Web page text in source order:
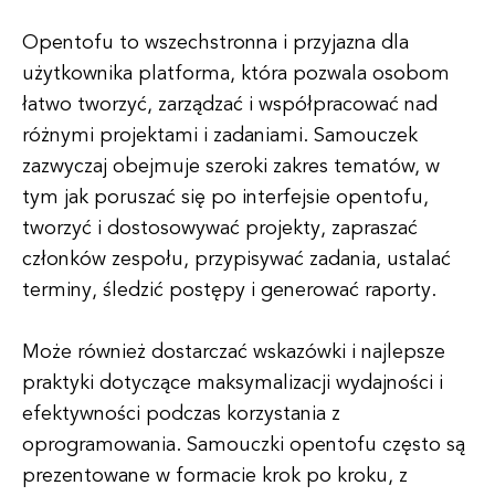
Opentofu to wszechstronna i przyjazna dla
użytkownika platforma, która pozwala osobom
łatwo tworzyć, zarządzać i współpracować nad
różnymi projektami i zadaniami. Samouczek
zazwyczaj obejmuje szeroki zakres tematów, w
tym jak poruszać się po interfejsie opentofu,
tworzyć i dostosowywać projekty, zapraszać
członków zespołu, przypisywać zadania, ustalać
terminy, śledzić postępy i generować raporty.
Może również dostarczać wskazówki i najlepsze
praktyki dotyczące maksymalizacji wydajności i
efektywności podczas korzystania z
oprogramowania. Samouczki opentofu często są
prezentowane w formacie krok po kroku, z